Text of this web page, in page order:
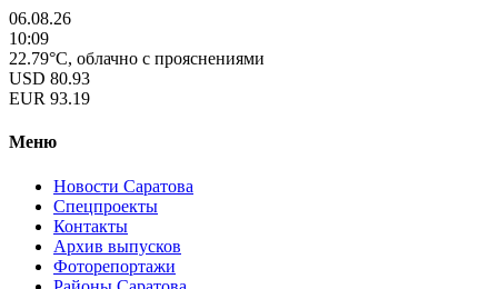
06.08.26
10:09
22.79°C, облачно с прояснениями
USD 80.93
EUR 93.19
Меню
Новости Саратова
Спецпроекты
Контакты
Архив выпусков
Фоторепортажи